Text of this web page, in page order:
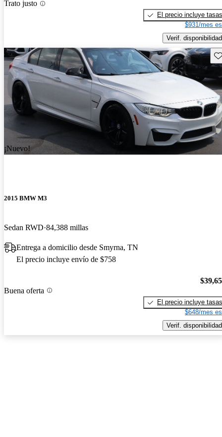
Trato justo
El precio incluye tasas
$931/mes
Verif. disponibilidad
¡Nuevo!
2015 BMW M3
Sedan RWD 84,388 millas
Entrega a domicilio desde Smyrna, TN
El precio incluye envío de $758
Buena oferta
El precio incluye tasas
$648/mes
Verif. disponibilidad